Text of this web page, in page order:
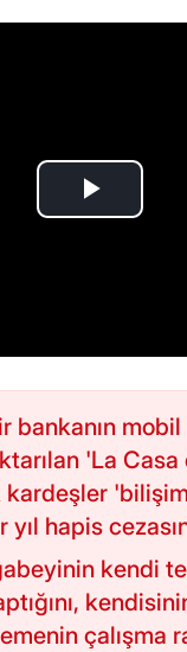
bankanın
'La
kardeşler
yıl hapis
kendi
çalışma